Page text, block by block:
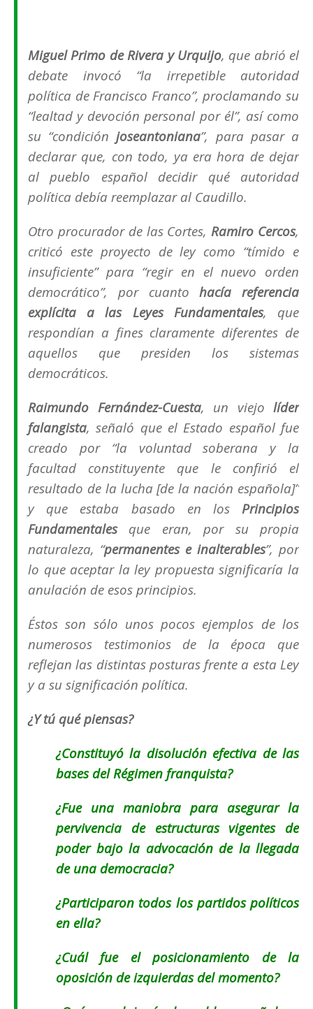
Miguel Primo de Rivera y Urquijo, que abrió el
debate invocó “la irrepetible autoridad
política de Francisco Franco”, proclamando su
“lealtad y devoción personal por él”, así como
su “condiciónjoseantoniana”, para pasar a
declarar que, con todo, ya era hora de dejar
al pueblo español decidir qué autoridad
política debía reemplazar al Caudillo.
Otro procurador de las Cortes,Ramiro Cercos,
criticó este proyecto de ley como “tímido e
insuficiente” para “regir en el nuevo orden
democrático”, por cuantohacía referencia
explícita a las Leyes Fundamentales, que
respondían a fines claramente diferentes de
aquellos que presiden los sistemas
democráticos.
Raimundo Fernández-Cuesta, un viejo líder
falangista, señaló que el Estado español fue
creado por “la voluntad soberana y la
facultad constituyente que le confirió el
resultado de la lucha [de la nación española]”
y que estaba basado en los Principios
Fundamentalesque eran, por su propia
naturaleza, “permanentes e inalterables”, por
lo que aceptar la ley propuesta significaría la
anulación de esos principios.
Éstos son sólo unos pocos ejemplos de los
numerosos testimonios de la época que
reflejan las distintas posturas frente a esta Ley
y a su significación política.
¿Y tú qué piensas?
¿Constituyó la disolución efectiva de las
bases del Régimen franquista?
¿Fue una maniobra para asegurar la
pervivencia de estructuras vigentes de
poder bajo la advocación de la llegada
de una democracia?
¿Participaron todos los partidos políticos
en ella?
¿Cuál fue el posicionamiento de la
oposición de izquierdas del momento?